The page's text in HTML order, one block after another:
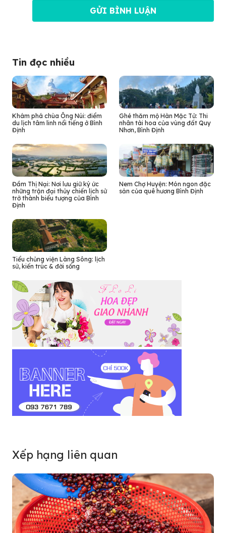
Tin đọc nhiều
Khám phá chùa Ông Núi: điểm
du lịch tâm linh nổi tiếng ở Bình
Định
Ghé thăm mộ Hàn Mặc Tử: Thi
nhân tài hoa của vùng đất Quy
Nhơn, Bình Định
Đầm Thị Nại: Nơi lưu giữ ký ức
những trận đại thủy chiến lịch sử
trở thành biểu tượng của Bình
Định
Nem Chợ Huyện: Món ngon đặc
sản của quê hương Bình Định
Tiểu chủng viện Làng Sông: lịch
sử, kiến trúc & đời sống
Xếp hạng liên quan